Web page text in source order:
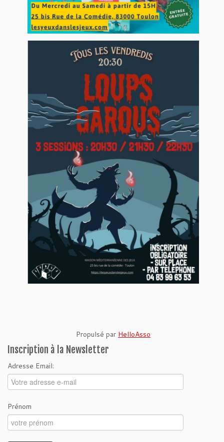
Propulsé par HelloAsso
Inscription à la Newsletter
Adresse Email:
Prénom